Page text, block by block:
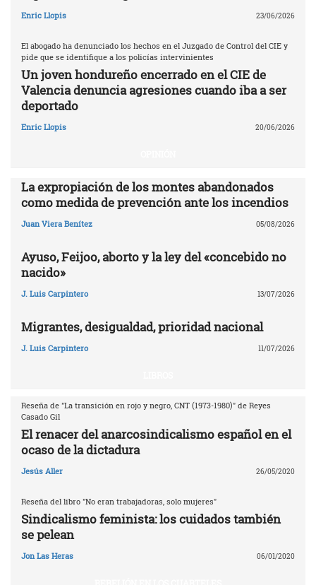
Enric Llopis 23/06/2026
El abogado ha denunciado los hechos en el Juzgado de Control del CIE y
pide que se identifique a los policías intervinientes
Un joven hondureño encerrado en el CIE de
Valencia denuncia agresiones cuando iba a ser
deportado
Enric Llopis 20/06/2026
La expropiación de los montes abandonados
como medida de prevención ante los incendios
Juan Viera Benítez 05/08/2026
Ayuso, Feijoo, aborto y la ley del «concebido no
nacido»
J. Luis Carpintero 13/07/2026
Migrantes, desigualdad, prioridad nacional
J. Luis Carpintero 11/07/2026
Reseña de "La transición en rojo y negro, CNT (1973-1980)" de Reyes
Casado Gil
El renacer del anarcosindicalismo español en el
ocaso de la dictadura
Jesús Aller 26/05/2020
Reseña del libro "No eran trabajadoras, solo mujeres"
Sindicalismo feminista: los cuidados también
se pelean
Jon Las Heras 06/01/2020